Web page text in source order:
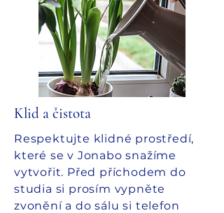
Klid a čistota
Respektujte klidné prostředí,
které se v Jonabo snažíme
vytvořit. Před příchodem do
studia si prosím vypněte
zvonění a do sálu si telefon